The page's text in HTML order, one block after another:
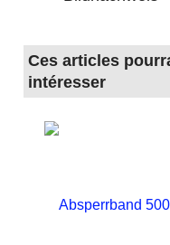
Ces articles
intéresser